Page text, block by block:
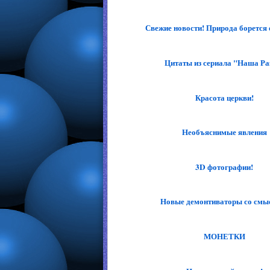
Свежие новости! Природа борется
Цитаты из сериала "Наша
Красота церкви!
Необъяснимые явления
3D фотографии!
Новые демонтиваторы со
МОНЕТКИ